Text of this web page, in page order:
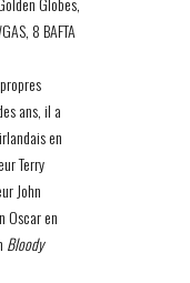
8 BAFTA
ans, il a
en
Terry
John
Oscar en
Bloody